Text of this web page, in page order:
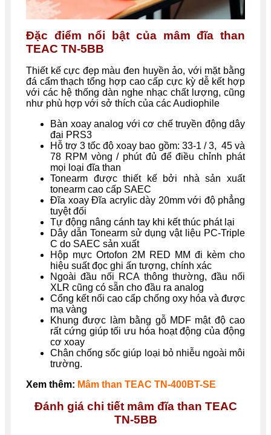
Đặc điểm nổi bật của mâm đĩa than
TEAC TN-5BB
Thiết kế cực đẹp màu đen huyền ảo, với mặt bằng
đá cẩm thạch tổng hợp cao cấp cực kỳ dễ kết hợp
với các hệ thống dàn nghe nhạc chất lượng, cũng
như phù hợp với sở thích của các Audiophile
Bàn xoay analog với cơ chế truyền động dây
đai PRS3
Hỗ trợ 3 tốc độ xoay bao gồm: 33-1 / 3, 45 và
78 RPM vòng / phút đủ để điều chỉnh phát
mọi loại đĩa than
Tonearm được thiết kế bởi nhà sản xuất
tonearm cao cấp SAEC
Đĩa xoay Đĩa acrylic dày 20mm với độ phẳng
tuyệt đối
Tự động nâng cánh tay khi kết thúc phát lại
Dây dẫn Tonearm sử dụng vật liệu PC-Triple
C do SAEC sản xuất
Hộp mực Ortofon 2M RED MM đi kèm cho
hiệu suất đọc ghi ấn tượng, chính xác
Ngoài đầu nối RCA thông thường, đầu nối
XLR cũng có sẵn cho đầu ra analog
Cổng kết nối cao cấp chống oxy hóa và được
mạ vàng
Khung được làm bằng gỗ MDF mật độ cao
rất cứng giúp tối ưu hóa hoạt động của động
cơ xoay
Chân chống sốc giúp loại bỏ nhiễu ngoài môi
trường.
Xem thêm: Mâm than TEAC TN-400BT-SE
Đánh giá chi tiết mâm đĩa than TEAC
TN-5BB